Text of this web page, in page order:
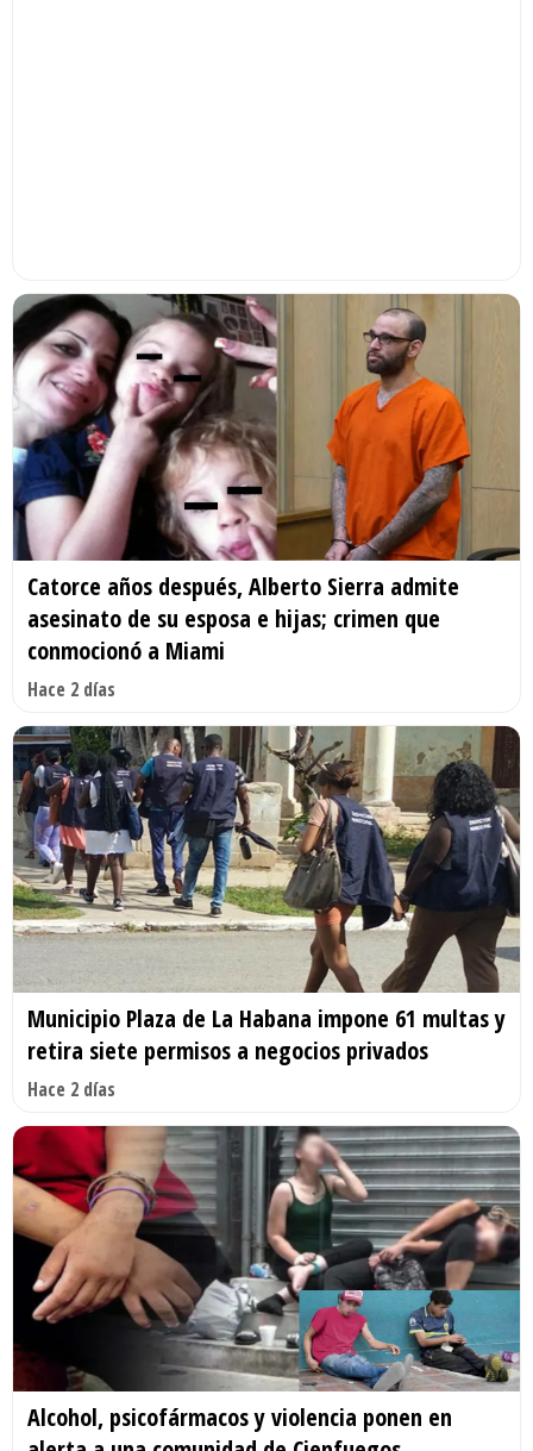
Catorce años después, Alberto Sierra admite
asesinato de su esposa e hijas; crimen que
conmocionó a Miami
Hace 2 días
Municipio Plaza de La Habana impone 61 multas y
retira siete permisos a negocios privados
Hace 2 días
Alcohol, psicofármacos y violencia ponen en